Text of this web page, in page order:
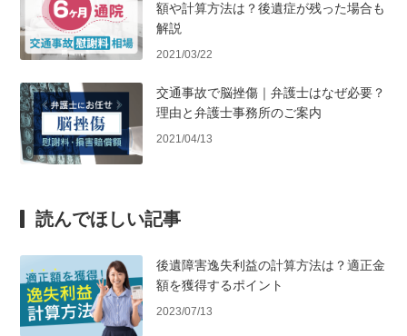
額や計算方法は？後遺症が残った場合も
解説
2021/03/22
交通事故で脳挫傷｜弁護士はなぜ必要？
理由と弁護士事務所のご案内
2021/04/13
読んでほしい記事
後遺障害逸失利益の計算方法は？適正金
額を獲得するポイント
2023/07/13